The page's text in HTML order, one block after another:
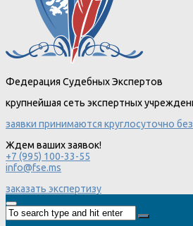
Федерация Судебных Экспертов
крупнейшая сеть экспертных
заявки принимаются круглосуточно
Ждем ваших заявок!
+7 (995) 100-33-55
info@fse.ms
заказать экспертизу